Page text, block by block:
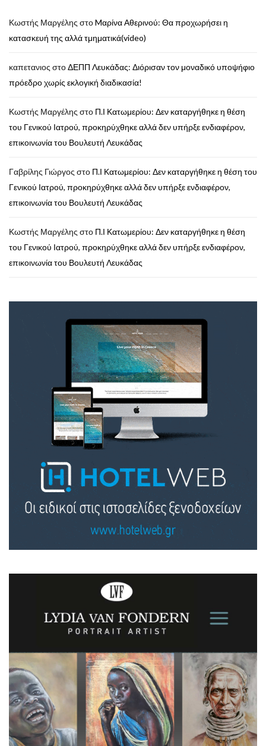
Κωστής Μαργέλης στοMαρίνα Αθερινού: Θα προχωρήσει η
κατασκευή της αλλά τμηματικά(video)
καπετανιος στοΔΕΠΠ Λευκάδας: Διόρισαν τον μοναδικό υποψήφιο
πρόεδρο χωρίς εκλογική διαδικασία!
Κωστής Μαργέλης στο Π.Ι Κατωμερίου: Δεν καταργήθηκε η θέση
του Γενικού Ιατρού, προκηρύχθηκε αλλά δεν υπήρξε ενδιαφέρον,
επικοινωνία του Βουλευτή Λευκάδας
Γαβρίλης Γιώργος στο Π.Ι Κατωμερίου: Δεν καταργήθηκε η θέση του
Γενικού Ιατρού, προκηρύχθηκε αλλά δεν υπήρξε ενδιαφέρον,
επικοινωνία του Βουλευτή Λευκάδας
Κωστής Μαργέλης στο Π.Ι Κατωμερίου: Δεν καταργήθηκε η θέση
του Γενικού Ιατρού, προκηρύχθηκε αλλά δεν υπήρξε ενδιαφέρον,
επικοινωνία του Βουλευτή Λευκάδας